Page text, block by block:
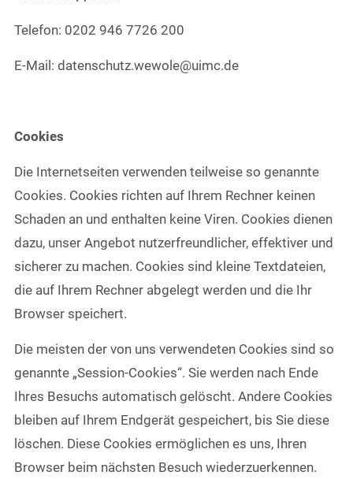
Telefon: 0202 946 7726 200
E-Mail: datenschutz.wewole@uimc.de
Cookies
Die Internetseiten verwenden teilweise so genannte
Cookies. Cookies richten auf Ihrem Rechner keinen
Schaden an und enthalten keine Viren. Cookies dienen
dazu, unser Angebot nutzerfreundlicher, effektiver und
sicherer zu machen. Cookies sind kleine Textdateien,
die auf Ihrem Rechner abgelegt werden und die Ihr
Browser speichert.
Die meisten der von uns verwendeten Cookies sind so
genannte „Session-Cookies“. Sie werden nach Ende
Ihres Besuchs automatisch gelöscht. Andere Cookies
bleiben auf Ihrem Endgerät gespeichert, bis Sie diese
löschen. Diese Cookies ermöglichen es uns, Ihren
Browser beim nächsten Besuch wiederzuerkennen.